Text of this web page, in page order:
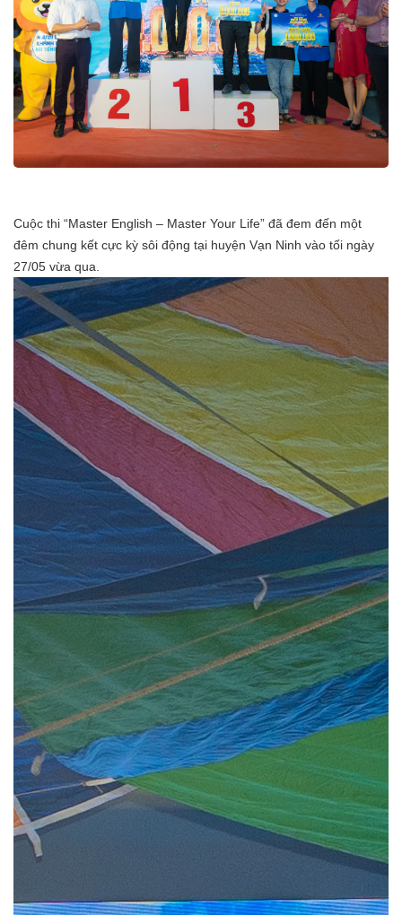
Cuộc thi “Master English – Master Your Life” đã đem đến một
đêm chung kết cực kỳ sôi động tại huyện Vạn Ninh vào tối ngày
27/05 vừa qua.